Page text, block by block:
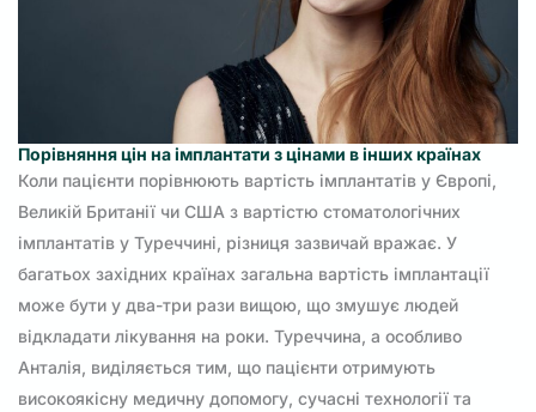
Порівняння цін на імплантати з цінами в інших країнах
Коли пацієнти порівнюють вартість імплантатів у Європі,
Великій Британії чи США з вартістю стоматологічних
імплантатів у Туреччині, різниця зазвичай вражає. У
багатьох західних країнах загальна вартість імплантації
може бути у два-три рази вищою, що змушує людей
відкладати лікування на роки. Туреччина, а особливо
Анталія, виділяється тим, що пацієнти отримують
високоякісну медичну допомогу, сучасні технології та